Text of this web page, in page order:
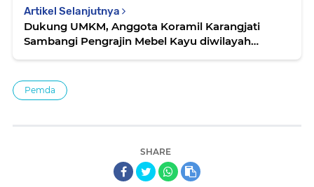
Artikel Selanjutnya
Dukung UMKM, Anggota Koramil Karangjati
Sambangi Pengrajin Mebel Kayu diwilayah
Pemda
SHARE